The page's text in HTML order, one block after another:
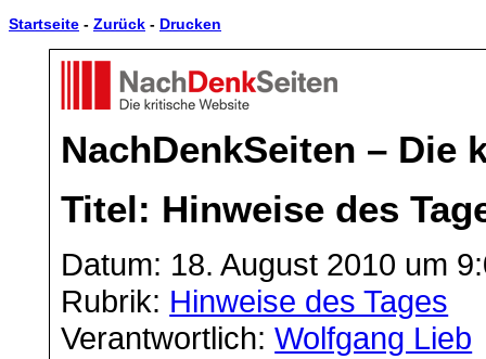
Startseite - Zurück - Drucken
NachDenkSeiten – Die
Titel: Hinweise des
Datum: 18. August 2010 um
Rubrik: Hinweise des Tages
Verantwortlich:Wolfgang Lieb